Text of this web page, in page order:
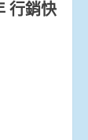
行銷快